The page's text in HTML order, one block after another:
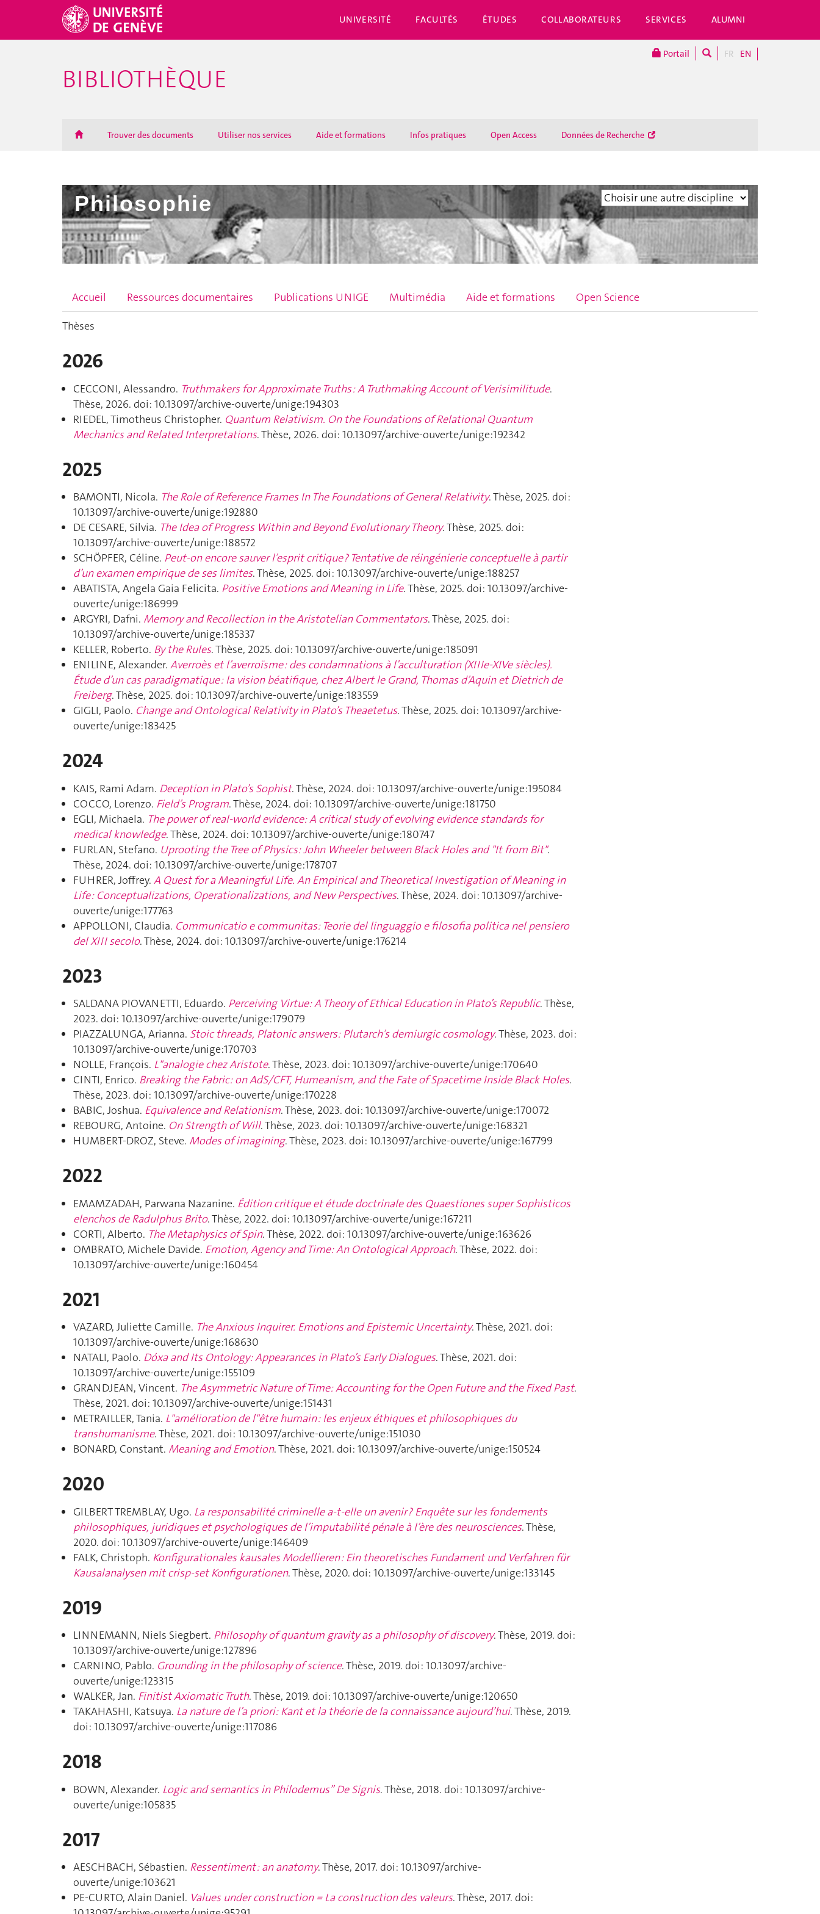
UNIVERSITÉ FACULTÉS ÉTUDES COLLABORATEURS SERVICES ALUMNI
Portail FR EN
BIBLIOTHÈQUE
Trouver des documents Utiliser nos services Aide et formations Infos pratiques Open Access Données de Recherche
Philosophie
Accueil Ressources documentaires Publications UNIGE Multimédia Aide et formations
Open Science
Thèses
2026
CECCONI, Alessandro. Truthmakers for Approximate Truths : A Truthmaking Account of Verisimilitude.
Thèse, 2026. doi: 10.13097/archive-ouverte/unige:194303
RIEDEL, Timotheus Christopher. Quantum Relativism. On the Foundations of Relational Quantum
Mechanics and Related Interpretations. Thèse, 2026. doi: 10.13097/archive-ouverte/unige:192342
2025
BAMONTI, Nicola. The Role of Reference Frames In The Foundations of General Relativity. Thèse, 2025. doi:
10.13097/archive-ouverte/unige:192880
DE CESARE, Silvia. The Idea of Progress Within and Beyond Evolutionary Theory. Thèse, 2025. doi:
10.13097/archive-ouverte/unige:188572
SCHÖPFER, Céline. Peut-on encore sauver l’esprit critique ? Tentative de réingénierie conceptuelle à partir
d’un examen empirique de ses limites. Thèse, 2025. doi: 10.13097/archive-ouverte/unige:188257
ABATISTA, Angela Gaia Felicita. Positive Emotions and Meaning in Life. Thèse, 2025. doi: 10.13097/archive-
ouverte/unige:186999
ARGYRI, Dafni. Memory and Recollection in the Aristotelian Commentators. Thèse, 2025. doi:
10.13097/archive-ouverte/unige:185337
KELLER, Roberto. By the Rules. Thèse, 2025. doi: 10.13097/archive-ouverte/unige:185091
ENILINE, Alexander. Averroès et l’averroïsme : des condamnations à l’acculturation (XIIIe-XIVe siècles).
Étude d’un cas paradigmatique : la vision béatifique, chez Albert le Grand, Thomas d’Aquin et Dietrich de
Freiberg. Thèse, 2025. doi: 10.13097/archive-ouverte/unige:183559
GIGLI, Paolo. Change and Ontological Relativity in Plato’s Theaetetus. Thèse, 2025. doi: 10.13097/archive-
ouverte/unige:183425
2024
KAIS, Rami Adam. Deception in Plato’sSophist. Thèse, 2024. doi: 10.13097/archive-ouverte/unige:195084
COCCO, Lorenzo. Field’s Program. Thèse, 2024. doi: 10.13097/archive-ouverte/unige:181750
EGLI, Michaela. The power of real-world evidence: A critical study of evolving evidence standards for
medical knowledge. Thèse, 2024. doi: 10.13097/archive-ouverte/unige:180747
FURLAN, Stefano. Uprooting the Tree of Physics: John Wheeler between Black Holes and "It from Bit".
Thèse, 2024. doi: 10.13097/archive-ouverte/unige:178707
FUHRER, Joffrey. A Quest for a Meaningful Life. An Empirical and Theoretical Investigation of Meaning in
Life : Conceptualizations, Operationalizations, and New Perspectives. Thèse, 2024. doi: 10.13097/archive-
ouverte/unige:177763
APPOLLONI, Claudia. Communicatio e communitas: Teorie del linguaggio e filosofia politica nel pensiero
del XIII secolo. Thèse, 2024. doi: 10.13097/archive-ouverte/unige:176214
2023
SALDANA PIOVANETTI, Eduardo. Perceiving Virtue: A Theory of Ethical Education in Plato’s Republic. Thèse,
2023. doi: 10.13097/archive-ouverte/unige:179079
PIAZZALUNGA, Arianna. Stoic threads, Platonic answers: Plutarch’s demiurgic cosmology. Thèse, 2023. doi:
10.13097/archive-ouverte/unige:170703
NOLLE, François. L"analogie chez Aristote. Thèse, 2023. doi: 10.13097/archive-ouverte/unige:170640
CINTI, Enrico. Breaking the Fabric: on AdS/CFT, Humeanism, and the Fate of Spacetime Inside Black Holes.
Thèse, 2023. doi: 10.13097/archive-ouverte/unige:170228
BABIC, Joshua. Equivalence and Relationism. Thèse, 2023. doi: 10.13097/archive-ouverte/unige:170072
REBOURG, Antoine. On Strength of Will. Thèse, 2023. doi: 10.13097/archive-ouverte/unige:168321
HUMBERT-DROZ, Steve. Modes of imagining. Thèse, 2023. doi: 10.13097/archive-ouverte/unige:167799
2022
EMAMZADAH, Parwana Nazanine. Édition critique et étude doctrinale des Quaestiones super Sophisticos
elenchosde Radulphus Brito. Thèse, 2022. doi: 10.13097/archive-ouverte/unige:167211
CORTI, Alberto. The Metaphysics of Spin. Thèse, 2022. doi: 10.13097/archive-ouverte/unige:163626
OMBRATO, Michele Davide. Emotion, Agency and Time: An Ontological Approach. Thèse, 2022. doi:
10.13097/archive-ouverte/unige:160454
2021
VAZARD, Juliette Camille. The Anxious Inquirer. Emotions and Epistemic Uncertainty. Thèse, 2021. doi:
10.13097/archive-ouverte/unige:168630
NATALI, Paolo. Dóxa and Its Ontology: Appearances in Plato’s Early Dialogues. Thèse, 2021. doi:
10.13097/archive-ouverte/unige:155109
GRANDJEAN, Vincent. The Asymmetric Nature of Time: Accounting for the Open Future and the Fixed Past.
Thèse, 2021. doi: 10.13097/archive-ouverte/unige:151431
METRAILLER, Tania. L"amélioration de l"être humain : les enjeux éthiques et philosophiques du
transhumanisme. Thèse, 2021. doi: 10.13097/archive-ouverte/unige:151030
BONARD, Constant. Meaning and Emotion. Thèse, 2021. doi: 10.13097/archive-ouverte/unige:150524
2020
GILBERT TREMBLAY, Ugo. La responsabilité criminelle a-t-elle un avenir ? Enquête sur les fondements
philosophiques, juridiques et psychologiques de l’imputabilité pénale à l’ère des neurosciences. Thèse,
2020. doi: 10.13097/archive-ouverte/unige:146409
FALK, Christoph. Konfigurationales kausales Modellieren : Ein theoretisches Fundament und Verfahren für
Kausalanalysen mit crisp-set Konfigurationen. Thèse, 2020. doi: 10.13097/archive-ouverte/unige:133145
2019
LINNEMANN, Niels Siegbert. Philosophy of quantum gravity as a philosophy of discovery. Thèse, 2019. doi:
10.13097/archive-ouverte/unige:127896
CARNINO, Pablo. Grounding in the philosophy of science. Thèse, 2019. doi: 10.13097/archive-
ouverte/unige:123315
WALKER, Jan. Finitist Axiomatic Truth. Thèse, 2019. doi: 10.13097/archive-ouverte/unige:120650
TAKAHASHI, Katsuya. La nature de l’a priori: Kant et la théorie de la connaissance aujourd’hui. Thèse, 2019.
doi: 10.13097/archive-ouverte/unige:117086
2018
BOWN, Alexander. Logic and semantics in Philodemus” De Signis. Thèse, 2018. doi: 10.13097/archive-
ouverte/unige:105835
2017
AESCHBACH, Sébastien. Ressentiment : an anatomy. Thèse, 2017. doi: 10.13097/archive-
ouverte/unige:103621
PE-CURTO, Alain Daniel. Values under construction = La construction des valeurs. Thèse, 2017. doi: